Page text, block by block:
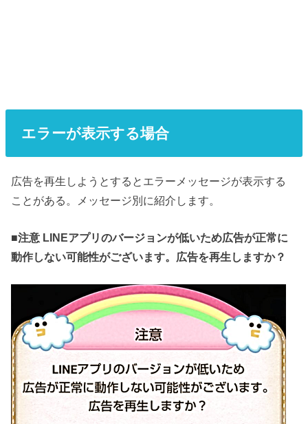
エラーが表示する場合
広告を再生しようとするとエラーメッセージが表示する
ことがある。メッセージ別に紹介します。
■注意 LINEアプリのバージョンが低いため広告が正常に
動作しない可能性がございます。広告を再生しますか？